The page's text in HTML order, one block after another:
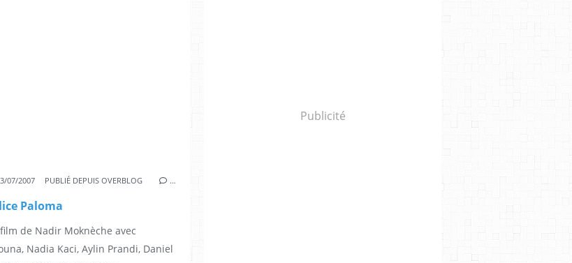
,NADIR MOKNÈCHE,NADIA KACI, 4.5♥
07/2007 PUBLIÉ DEPUIS OVERBLOG …
Paloma
de Nadir Moknèche avec
Nadia Kaci, Aylin Prandi, Daniel
Publicité